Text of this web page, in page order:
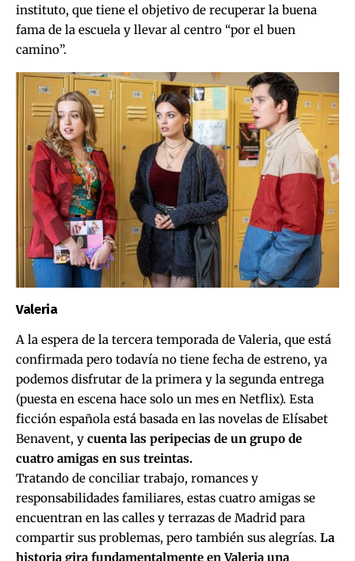
instituto, que tiene el objetivo de recuperar la buena
fama de la escuela y llevar al centro “por el buen
camino”.
Valeria
A la espera de la tercera temporada de Valeria, que está
confirmada pero todavía no tiene fecha de estreno, ya
podemos disfrutar de la primera y la segunda entrega
(puesta en escena hace solo un mes en Netflix). Esta
ficción española está basada en las novelas de Elísabet
Benavent, y cuenta las peripecias de un grupo de
cuatro amigas en sus treintas.
Tratando de conciliar trabajo, romances y
responsabilidades familiares, estas cuatro amigas se
encuentran en las calles y terrazas de Madrid para
compartir sus problemas, pero también sus alegrías. La
historia gira fundamentalmente en Valeria una